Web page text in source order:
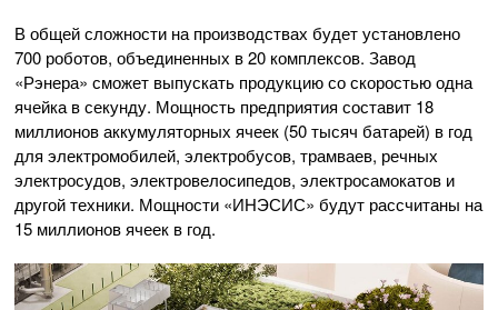
В общей сложности на производствах будет установлено
700 роботов, объединенных в 20 комплексов. Завод
«Рэнера» сможет выпускать продукцию со скоростью одна
ячейка в секунду. Мощность предприятия составит 18
миллионов аккумуляторных ячеек (50 тысяч батарей) в год
для электромобилей, электробусов, трамваев, речных
электросудов, электровелосипедов, электросамокатов и
другой техники. Мощности «ИНЭСИС» будут рассчитаны на
15 миллионов ячеек в год.